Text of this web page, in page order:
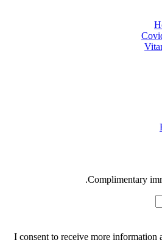
Complimentary
I consent to receive more information